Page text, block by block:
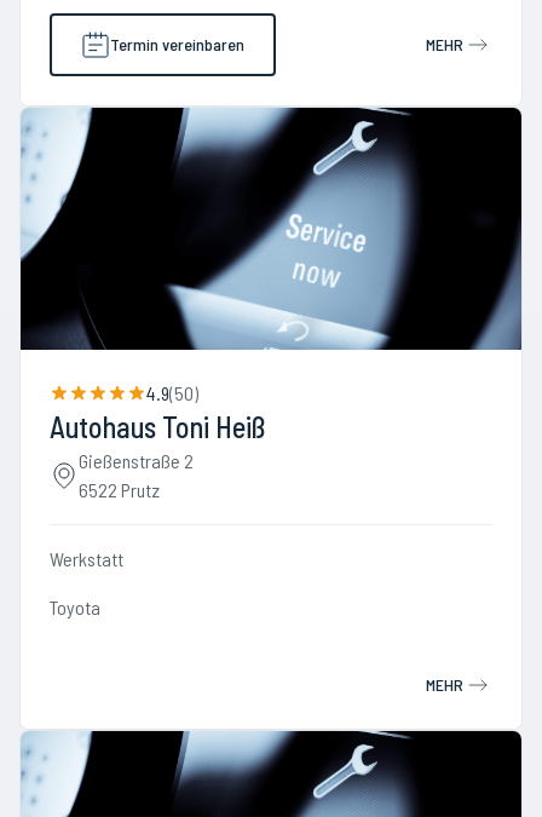
Termin vereinbaren MEHR
4.9(50)
Autohaus Toni Heiß
Gießenstraße 2
6522 Prutz
Werkstatt
Toyota
MEHR